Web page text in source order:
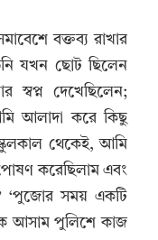
বক্তব্য রাখার
যখন ছোট ছিলেন
স্বপ্ন দেখেছিলেন;
আলাদা করে কিছু
থেকেই, আমি
করেছিলাম এবং
‘পুজোর সময় একটি
আসাম পুলিশে কাজ